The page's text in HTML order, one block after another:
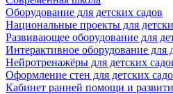
Оборудование для детских садов
Национальные проекты для
Развивающее оборудование для
Интерактивное оборудование для
Нейротренажёры для детских
Оформление стен для детских
Кабинет ранней помощи и